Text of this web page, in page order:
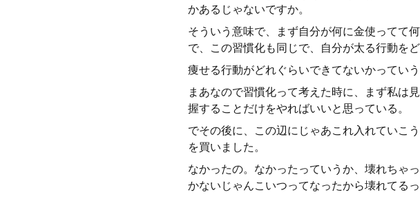
かあるじゃないですか。
そういう意味で、まず自分が何に金使ってて
で、この習慣化も同じで、自分が太る行動をど
痩せる行動がどれぐらいできてないかってい
まあなので習慣化って考えた時に、まず私は
握することだけをやればいいと思っている。
でその後に、この辺にじゃあこれ入れていこ
を買いました。
なかったの。なかったっていうか、壊れちゃ
かないじゃんこいつってなったから壊れてる